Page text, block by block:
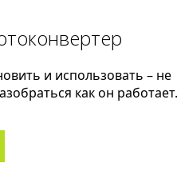
и использовать – не
как он работает.